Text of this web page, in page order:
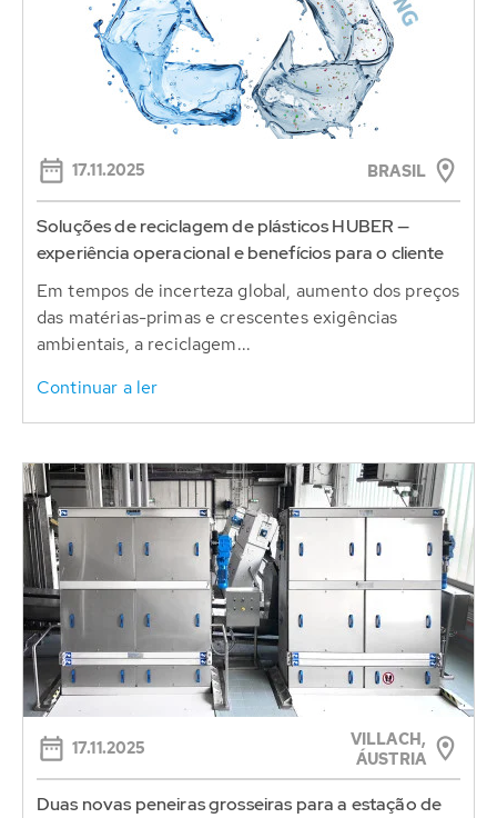
17.11.2025 BRASIL
Soluções de reciclagem de plásticos HUBER —
experiência operacional e benefícios para o cliente
Em tempos de incerteza global, aumento dos preços
das matérias-primas e crescentes exigências
ambientais, a reciclagem...
Continuar a ler
17.11.2025
VILLACH,
ÁUSTRIA
Duas novas peneiras grosseiras para a estação de